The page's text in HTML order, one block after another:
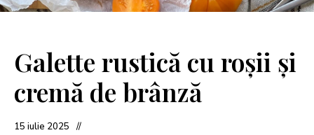
Galette rustică cu roșii și
cremă de brânză
15 iulie 2025